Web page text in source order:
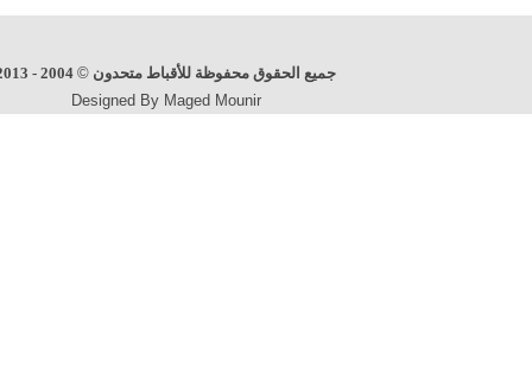
جميع الحقوق محفوظة للأقباط متحدون©
2004 - 2013
Designed By Maged Mounir